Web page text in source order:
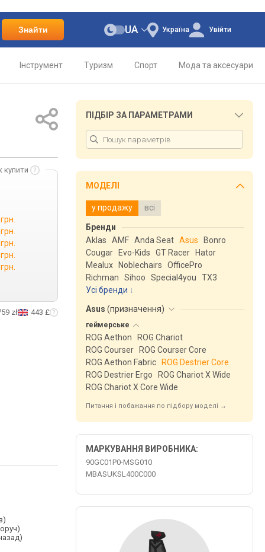
Знайти Україна
UA Увійти
Інструмент Туризм Спорт Мода та аксесуари
купити
zł 443 £
ПІДБІР ЗА ПАРАМЕТРАМИ
МОДЕЛІ
у продажу всі
Бренди
Aklas
AMF Anda Seat Asus
Bonro
Cougar
Evo-Kids GT Racer
Hator
Mealux
Noblechairs
OfficePro
Richman
Sihoo Special4you
ТX3
Усі бренди
Asus (призначення)
геймерське
ROG Aethon
ROG Chariot
ROG Courser
ROG Courser Core
ROG Aethon Fabric
ROG Destrier Core
ROG Destrier Ergo
ROG Chariot X Wide
ROG Chariot X Core Wide
Питання і побажання по підбору моделі →
МАРКУВАННЯ ВИРОБНИКА:
90GC01P0-MSG010
MBASUKSL400C000